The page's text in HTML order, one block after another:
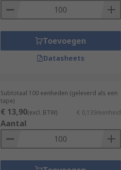
Toevoegen
Datasheets
Subtotaal 100 eenheden (geleverd als een
tape)
€ 13,90(excl. BTW) € 0,139/eenheid
Aantal